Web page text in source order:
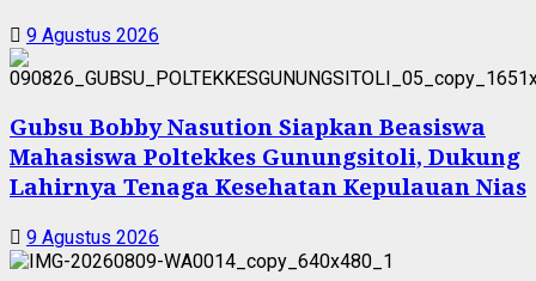
9 Agustus 2026
Gubsu Bobby Nasution Siapkan Beasiswa
Mahasiswa Poltekkes Gunungsitoli, Dukung
Lahirnya Tenaga Kesehatan Kepulauan Nias
9 Agustus 2026